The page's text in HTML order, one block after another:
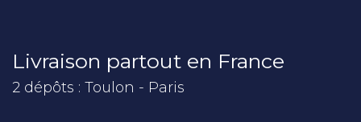
Livraison partout en France
2 dépôts : Toulon - Paris